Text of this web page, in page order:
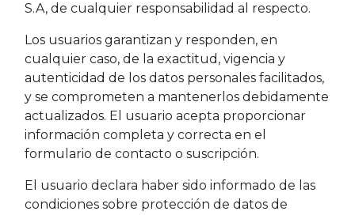
S.A, de cualquier responsabilidad al respecto.
Los usuarios garantizan y responden, en
cualquier caso, de la exactitud, vigencia y
autenticidad de los datos personales facilitados,
y se comprometen a mantenerlos debidamente
actualizados. El usuario acepta proporcionar
información completa y correcta en el
formulario de contacto o suscripción.
El usuario declara haber sido informado de las
condiciones sobre protección de datos de